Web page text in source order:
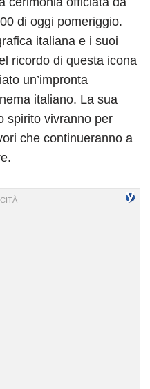
di oggi pomeriggio.
italiana e i suoi
ricordo di questa icona
un’impronta
italiano. La sua
spirito vivranno per
che continueranno a